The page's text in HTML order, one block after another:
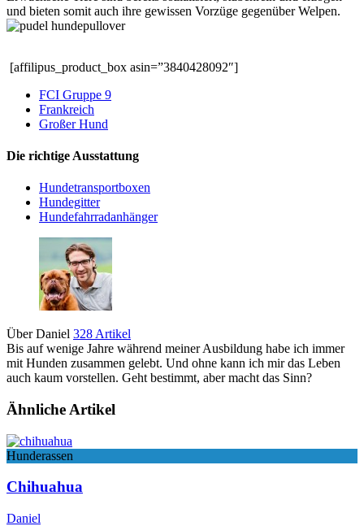
und bieten somit auch ihre gewissen Vorzüge gegenüber Welpen.
[affilipus_product_box asin=”3840428092″]
FCI Gruppe 9
Frankreich
Großer Hund
Die richtige Ausstattung
Hundetransportboxen
Hundegitter
Hundefahrradanhänger
Über Daniel 328 Artikel
Bis auf wenige Jahre während meiner Ausbildung habe ich immer
mit Hunden zusammen gelebt. Und ohne kann ich mir das Leben
auch kaum vorstellen. Geht bestimmt, aber macht das Sinn?
Ähnliche Artikel
Hunderassen
Chihuahua
Daniel